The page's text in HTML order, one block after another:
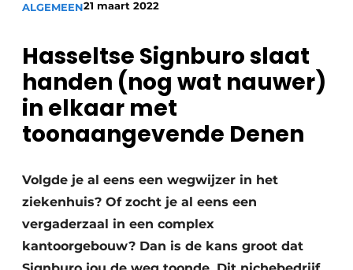
Vacatures
Video’s
Aanmelden
Contact
Beton & Staalbouw
Brandveiligheid
BIM
Evenementen
Dak & Gevel
Houtbouw
ALGEMEEN21 maart 2022
Hasseltse Signburo slaat
handen (nog wat nauwer)
in elkaar met
toonaangevende Denen
Volgde je al eens een wegwijzer in het
ziekenhuis? Of zocht je al eens een
vergaderzaal in een complex
kantoorgebouw? Dan is de kans groot dat